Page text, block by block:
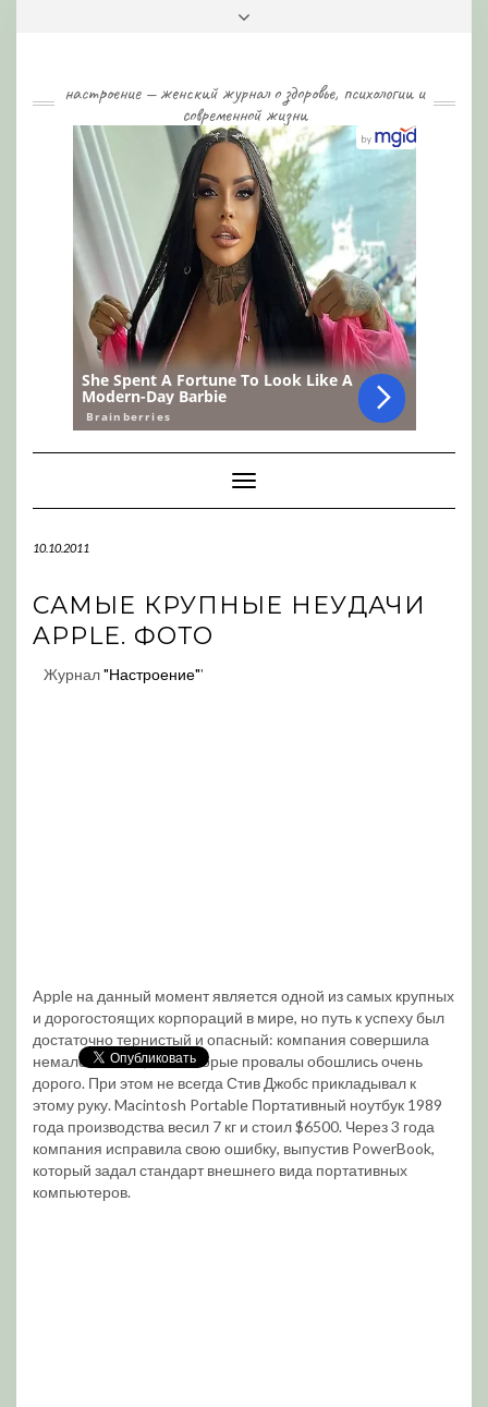
настроение — женский журнал о здоровье, психологии и
современной жизни
Toggle
Navigation
10.10.2011
САМЫЕ КРУПНЫЕ НЕУДАЧИ
APPLE. ФОТО
Журнал"Настроение"'
Apple на данный момент является одной из самых крупных
и дорогостоящих корпораций в мире, но путь к успеху был
достаточно тернистый и опасный: компания совершила
немало ошибок, и некоторые провалы обошлись очень
дорого. При этом не всегда Стив Джобс прикладывал к
этому руку. Macintosh Portable Портативный ноутбук 1989
года производства весил 7 кг и стоил $6500. Через 3 года
компания исправила свою ошибку, выпустив PowerBook,
который задал стандарт внешнего вида портативных
компьютеров.